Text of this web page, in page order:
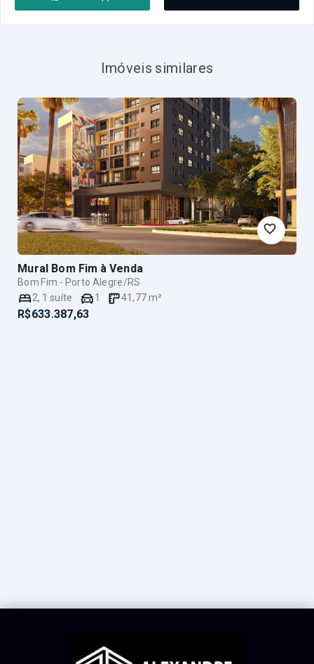
Imóveis similares
Mural Bom Fim à Venda
Bom Fim - Porto Alegre/RS
2, 1 suíte 1 41,77m²
R$633.387,63